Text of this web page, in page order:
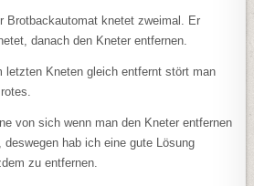
Brotbackautomat knetet zweimal. Er
danach den Kneter entfernen.
letzten Kneten gleich entfernt stört man
von sich wenn man den Kneter entfernen
hab ich eine gute Lösung
zu entfernen.